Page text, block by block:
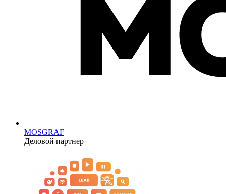
MOSGRAF
Деловой партнер